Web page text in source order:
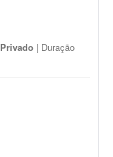
Privado | Duração